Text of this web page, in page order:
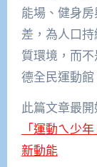
能場、健身
差，為人口
質環境，而
德全民運動館
此篇文章最
「運動ㄟ少
新動能